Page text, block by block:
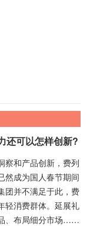
还可以怎样创新?
察和产品创新，费列
然成为国人春节期间
团并不满足于此，费
轻消费群体。延展礼
、布局细分市场……